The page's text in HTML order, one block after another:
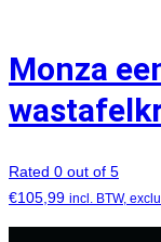
Monza
Rated 0 out of 5
€105,99 incl. BTW,